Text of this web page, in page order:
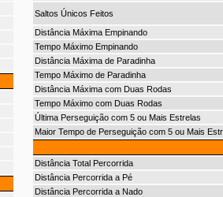
Saltos Únicos Feitos
Distância Máxima Empinando
Tempo Máximo Empinando
Distância Máxima de Paradinha
Tempo Máximo de Paradinha
Distância Máxima com Duas Rodas
Tempo Máximo com Duas Rodas
Última Perseguição com 5 ou Mais Estrelas
Maior Tempo de Perseguição com 5 ou Mais
Distância Total Percorrida
Distância Percorrida a Pé
Distância Percorrida a Nado